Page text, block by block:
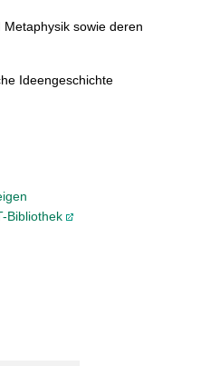
sowie deren
Ideengeschichte
Bibliothek